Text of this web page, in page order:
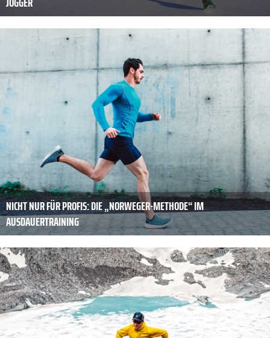
NICHT NUR FÜR PROFIS: DIE „NORWEGER-METHODE“ IM
AUSDAUERTRAINING